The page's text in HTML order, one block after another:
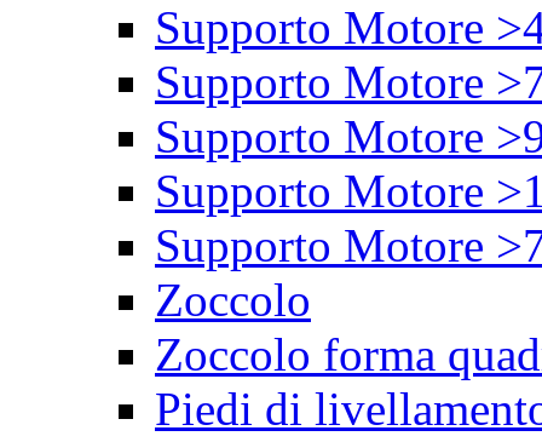
Supporto Motore
Supporto Motore
Supporto Motore
Supporto Motore
Supporto Motore
Zoccolo
Zoccolo forma
Piedi di